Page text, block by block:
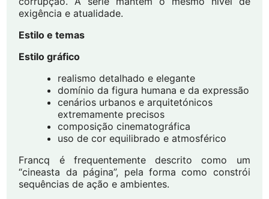
exigência e atualidade.
Estilo e temas
Estilo gráfico
realismo detalhado e elegante
domínio da figura humana e da expressão
cenários urbanos e arquitetónicos
extremamente precisos
composição cinematográfica
uso de cor equilibrado e atmosférico
Francq é frequentemente descrito como um
“cineasta da página”, pela forma como constrói
sequências de ação e ambientes.